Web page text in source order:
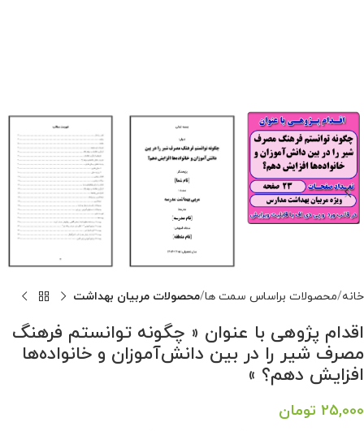
خانه محصولات براساس سمت ها محصولات مربیان بهداشت
اقدام پژوهی با عنوان « چگونه توانستم فرهنگ
مصرف شیر را در بین دانش‌آموزان و خانواده‌ها
افزایش دهم؟ »
25,000 تومان